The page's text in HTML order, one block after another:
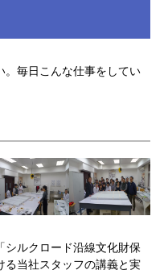
。毎日こんな仕事をしてい
シルクロード沿線文化財保
る当社スタッフの講義と実